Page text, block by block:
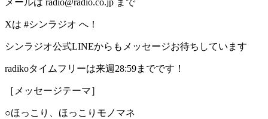
メールは radio@radio.co.jp まで
Xは #シンラジオ へ！
シンラジオ公式LINEからもメッセージお待ちしています
radikoタイムフリーは来週28:59までです！
［メッセージテーマ］
○ほっこり、ほっこりモノマネ